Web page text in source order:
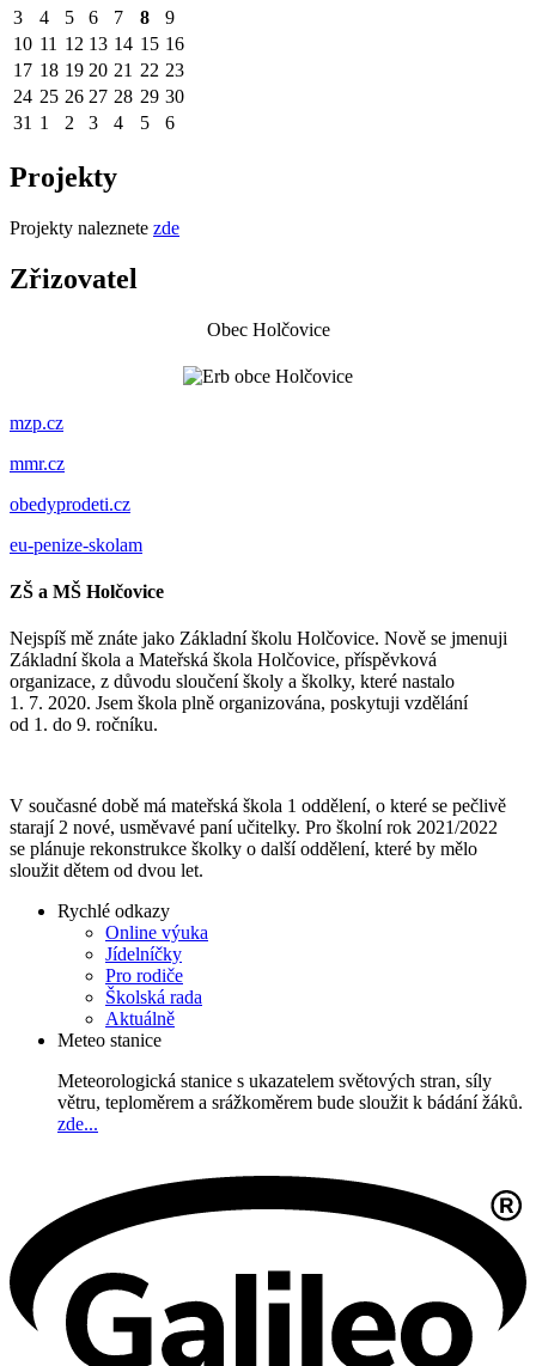
3
4 5 6 7 8
9
10 11 12 13 14 15 16
17 18 19 20 21 22 23
24 25 26 27 28 29 30
31 1 2 3 4 5 6
Projekty
Projekty naleznete zde
Zřizovatel
Obec Holčovice
mzp.cz
mmr.cz
obedyprodeti.cz
eu-penize-skolam
ZŠ a MŠ Holčovice
Nejspíš mě znáte jako Základní školu Holčovice. Nově se jmenuji
Základní škola a Mateřská škola Holčovice, příspěvková
organizace, z důvodu sloučení školy a školky, které nastalo
1. 7. 2020. Jsem škola plně organizována, poskytuji vzdělání
od 1. do 9. ročníku.
V současné době má mateřská škola 1 oddělení, o které se pečlivě
starají 2 nové, usměvavé paní učitelky. Pro školní rok 2021/2022
se plánuje rekonstrukce školky o další oddělení, které by mělo
sloužit dětem od dvou let.
Rychlé odkazy
Online výuka
Jídelníčky
Pro rodiče
Školská rada
Aktuálně
Meteo stanice
Meteorologická stanice s ukazatelem světových stran, síly
větru, teploměrem a srážkoměrem bude sloužit k bádání žáků.
zde...